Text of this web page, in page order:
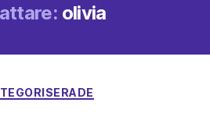
olivia
Kategorier